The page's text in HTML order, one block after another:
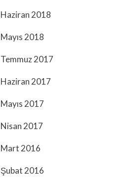
Haziran 2018
Mayıs 2018
Temmuz 2017
Haziran 2017
Mayıs 2017
Nisan 2017
Mart 2016
Şubat 2016